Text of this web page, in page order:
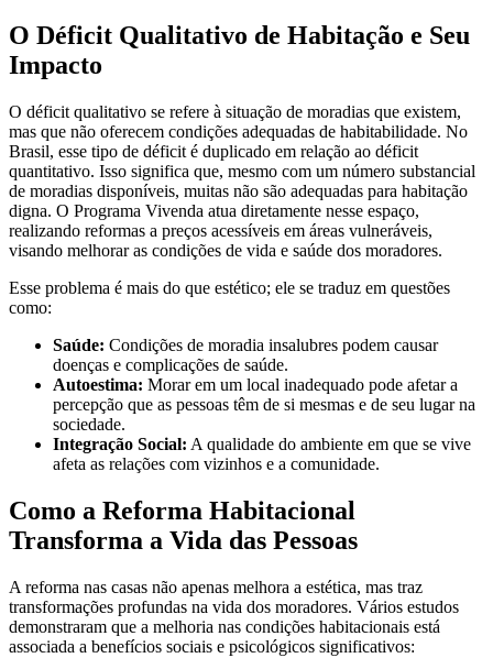
O Déficit Qualitativo de Habitação e Seu
Impacto
O déficit qualitativo se refere à situação de moradias que existem,
mas que não oferecem condições adequadas de habitabilidade. No
Brasil, esse tipo de déficit é duplicado em relação ao déficit
quantitativo. Isso significa que, mesmo com um número substancial
de moradias disponíveis, muitas não são adequadas para habitação
digna. O Programa Vivenda atua diretamente nesse espaço,
realizando reformas a preços acessíveis em áreas vulneráveis,
visando melhorar as condições de vida e saúde dos moradores.
Esse problema é mais do que estético; ele se traduz em questões
como:
Saúde: Condições de moradia insalubres podem causar
doenças e complicações de saúde.
Autoestima: Morar em um local inadequado pode afetar a
percepção que as pessoas têm de si mesmas e de seu lugar na
sociedade.
Integração Social: A qualidade do ambiente em que se vive
afeta as relações com vizinhos e a comunidade.
Como a Reforma Habitacional
Transforma a Vida das Pessoas
A reforma nas casas não apenas melhora a estética, mas traz
transformações profundas na vida dos moradores. Vários estudos
demonstraram que a melhoria nas condições habitacionais está
associada a benefícios sociais e psicológicos significativos: